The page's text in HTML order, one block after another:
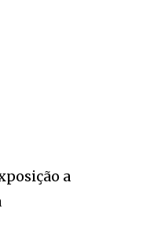
a